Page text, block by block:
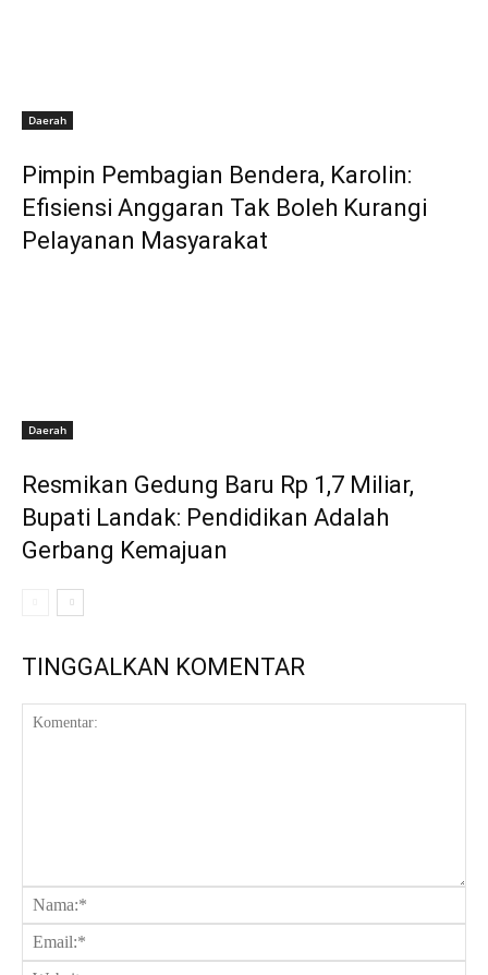
Daerah
Pimpin Pembagian Bendera, Karolin:
Efisiensi Anggaran Tak Boleh Kurangi
Pelayanan Masyarakat
Daerah
Resmikan Gedung Baru Rp 1,7 Miliar,
Bupati Landak: Pendidikan Adalah
Gerbang Kemajuan
TINGGALKAN KOMENTAR